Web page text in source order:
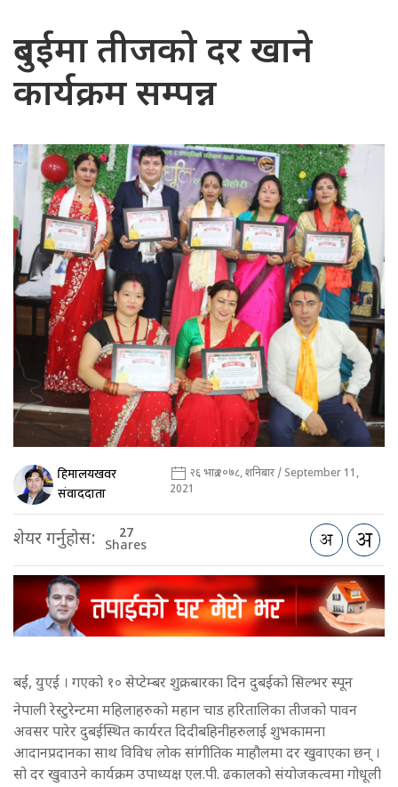
दुबईमा तीजको दर खाने
कार्यक्रम सम्पन्न
हिमालयखवर
संवाददाता
२६ भाद्र २०७८, शनिबार / September 11,
2021
शेयर गर्नुहोस: 27
Shares
बई, युएई । गएको १० सेप्टेम्बर शुक्रबारका दिन दुबईको सिल्भर स्पून
नेपाली रेस्टुरेन्टमा महिलाहरुको महान चाड हरितालिका तीजको पावन
अवसर पारेर दुबईस्थित कार्यरत दिदीबहिनीहरुलाई शुभकामना
आदानप्रदानका साथ विविध लोक सांगीतिक माहौलमा दर खुवाएका छन् ।
सो दर खुवाउने कार्यक्रम उपाध्यक्ष एल.पी. ढकालको संयोजकत्वमा गोधूली